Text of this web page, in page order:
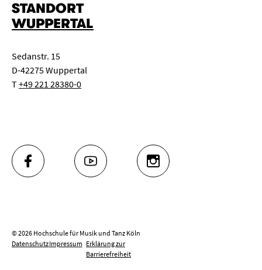
STANDORT
WUPPERTAL
Sedanstr. 15
D-42275 Wuppertal
T+49 221 28380-0
FACEBOOK YOUTUBE INSTAGRAM
© 2026 Hochschule für Musik und Tanz Köln
DatenschutzImpressum Erklärung zur
Barrierefreiheit